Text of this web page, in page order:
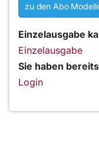
zu den Abo
Einzelausgabe
Einzelausgabe
Sie haben
Login